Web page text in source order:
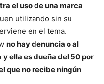
el uso de una marca
utilizando sin su
en el tema.
no hay denuncia o al
ella es dueña del 50 por
que no recibe ningún